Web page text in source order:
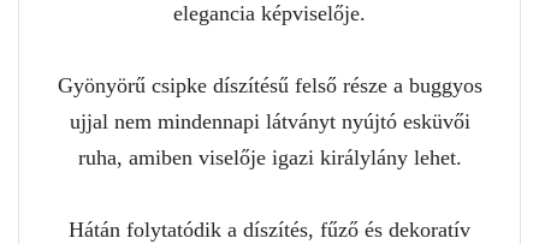
elegancia képviselője.
Gyönyörű csipke díszítésű felső része a buggyos
ujjal nem mindennapi látványt nyújtó esküvői
ruha, amiben viselője igazi királylány lehet.
Hátán folytatódik a díszítés, fűző és dekoratív